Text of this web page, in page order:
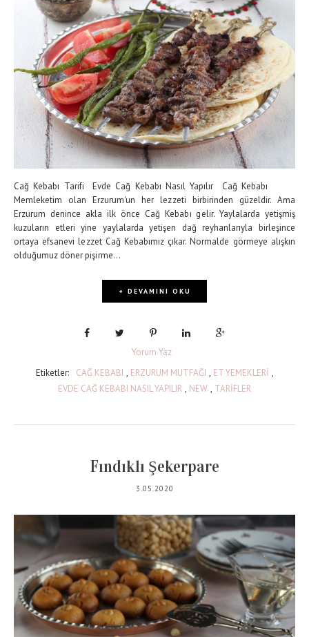
Cağ Kebabı Tarifi Evde Cağ Kebabı Nasıl Yapılır Cağ Kebabı
Memleketim olan Erzurum'un her lezzeti birbirinden güzeldir. Ama
Erzurum denince akla ilk önce Cağ Kebabı gelir. Yaylalarda yetişmiş
kuzuların etleri yine yaylalarda yetişen dağ reyhanlarıyla birleşince
ortaya efsanevi lezzet Cağ Kebabımız çıkar. Normalde görmeye alışkın
olduğumuz döner pişirme...
+ DEVAMINI OKU
Yorum Yaz
Etiketler:
CAĞ KEBABI , ERZURUM MUTFAĞI , ET YEMEKLERİ ,
EVDE CAĞ KEBABI NASIL YAPILIR , NEW , TARİFLER
Fındıklı Şekerpare
3.05.2020